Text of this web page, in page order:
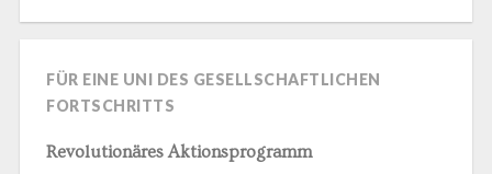
FÜR EINE UNI DES GESELLSCHAFTLICHEN
FORTSCHRITTS
Revolutionäres Aktionsprogramm